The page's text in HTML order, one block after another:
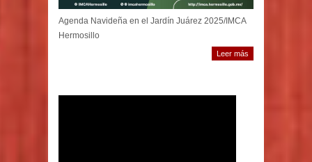
Agenda Navideña en el Jardín Juárez 2025/IMCA
Hermosillo
Leer más